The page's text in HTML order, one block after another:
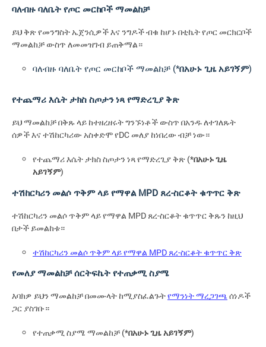
ባለብዙ ባለቤት የጦር መርከቦች ማመልከቻ
ይህ ቅጽ የመንግስት ኤጀንሲዎች እና ንግዶች ብቁ ከሆኑ በቲኬት የጦር መርክርቦች
ማመልከቻ ውስጥ ለመመዝገብ ይጠቅማል።
ባለብዙ ባለቤት የጦር መርከቦች ማመልከቻ (*በአሁኑ ጊዜ አይገኝም)
የተጨማሪ እሴት ታክስ ስጦታን ነጻ የማድረጊያ ቅጽ
ይህ ማመልከቻ በቅጹ ላይ ከተዘረዘሩት ግንኙነቶች ውስጥ በአንዱ ለተገለጹት
ሰዎች እና ተሽከርካሪው አስቀድሞ የDC መለያ ከነበረው ብቻ ነው።
የተጨማሪ እሴት ታክስ ስጦታን ነጻ የማድረጊያ ቅጽ (*በአሁኑ ጊዜ
አይገኝም)
ተሽከርካሪን መልሶ ጥቅም ላይ የማዋል MPD ጸረ-ስርቆት ቁጥጥር ቅጽ
ተሽከርካሪን መልሶ ጥቅም ላይ የማዋል MPD ጸረ-ስርቆት ቁጥጥር ቅጹን ከዚህ
በታች ይመልከቱ።
ተሽከርካሪን መልሶ ጥቅም ላይ የማዋል MPD ጸረ-ስርቆት ቁጥጥር ቅጽ
የመለያ ማመልከቻ ሰርትፍኬት የተጠቃሚ ስያሜ
እባክዎ ይህን ማመልከቻ በመሙላት ከሚያስፈልጉትየማንነት ማረጋገጫ ሰነዶች
ጋር ያስገቡ።
የተጠቃሚ ስያሜ ማመልከቻ (*በአሁኑ ጊዜ አይገኝም)